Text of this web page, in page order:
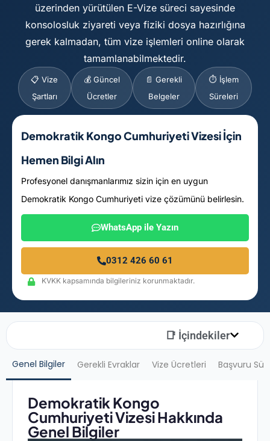
üzerinden yürütülen E-Vize süreci sayesinde
konsolosluk ziyareti veya fiziki dosya hazırlığına
gerek kalmadan, tüm vize işlemleri online olarak
tamamlanabilmektedir.
📋 Vize
Şartları
💰 Güncel
Ücretler
📄 Gerekli
Belgeler
⏱️ İşlem
Süreleri
Demokratik Kongo Cumhuriyeti Vizesi İçin
Hemen Bilgi Alın
Profesyonel danışmanlarımız sizin için en uygun
Demokratik Kongo Cumhuriyeti vize çözümünü belirlesin.
WhatsApp ile Yazın
0312 426 60 61
KVKK kapsamında bilgileriniz korunmaktadır.
📑 İçindekiler
Genel Bilgiler Gerekli Evraklar Vize Ücretleri Başvuru
Demokratik Kongo
Cumhuriyeti Vizesi Hakkında
Genel Bilgiler